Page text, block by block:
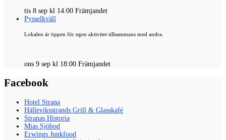
tis 8 sep kl 14:00 Främjandet
Pysselkväll
Lokalen är öppen för egen aktivitet tillsammans med andra.
ons 9 sep kl 18:00 Främjandet
Facebook
Hotel Strana
Hälleviksstrands Grill & Glasskafé
Stranas Historia
Mias Sjöbod
Erwings Junkfood